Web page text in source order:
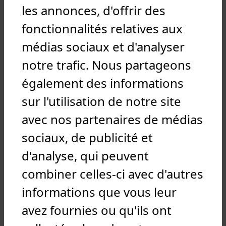
les annonces, d'offrir des
fonctionnalités relatives aux
médias sociaux et d'analyser
notre trafic. Nous partageons
également des informations
sur l'utilisation de notre site
avec nos partenaires de médias
sociaux, de publicité et
d'analyse, qui peuvent
combiner celles-ci avec d'autres
informations que vous leur
avez fournies ou qu'ils ont
17 janvier 2026 au Salon STUDYRAMA Centre
Prouvé à NANCY
Portes Ouvertes et Job dating
18 février 2026 mercredi de l’apprentissage : de
14h00 à 16 h00 au 14 rue du Mouzon 54520 LAXOU
25 février 2026 mercredi de l’apprentissage : de
14h00 à 16 h00 au 14 rue du Mouzon 54520 LAXOU
04 mars 2026 mercredi de l’apprentissage : de
14h00 à 16 h00 au 14 rue du Mouzon 54520 LAXOU
11 mars 2026 mercredi de l’apprentissage : de
14h00 à 16 h00 au 14 rue du Mouzon 54520 LAXOU
28 mars 2026 de 09h à 13h : Journées Portes
Ouvertes 14 rue du Mouzon 54520 LAXOU
08 avril 2026 de 14h à 17h : Job Dating au 14 rue du
Mouzon 54520 LAXOU